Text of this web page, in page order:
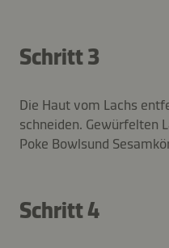
Schritt 3
Die Haut vom Lachs
schneiden. Gewürfelten
Poke Bowlsund
Schritt 4